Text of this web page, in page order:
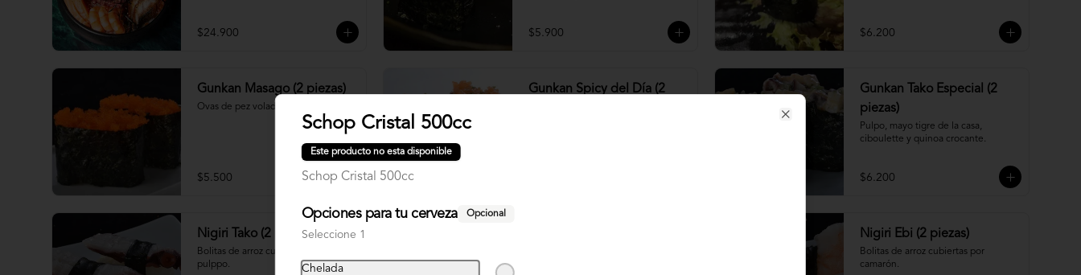
$24.900 $5.900 $6.200
Gunkan Masago (2 piezas)
Ovas de pez volador.
$5.500
Gunkan Spicy del Día (2
Gunkan Tako Especial (2
piezas)
Pulpo, mayo tigre de la casa,
ciboulette y quinoa crocante.
$6.200
Nigiri Tako (2 piezas)
Bolitas de arroz cubiertas por
pulppo.
Nigiri Ebi (2 piezas)
Bolitas de arroz cubiertas por
camarón.
Schop Cristal 500cc
Este producto no esta disponible
Schop Cristal 500cc
Opciones para tu cerveza Opcional
Seleccione 1
Chelada